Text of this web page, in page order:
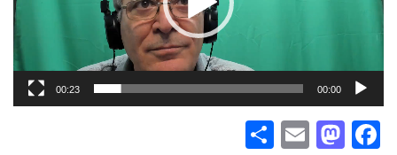
00:00
00:23
Facebook
Mastodon
Email